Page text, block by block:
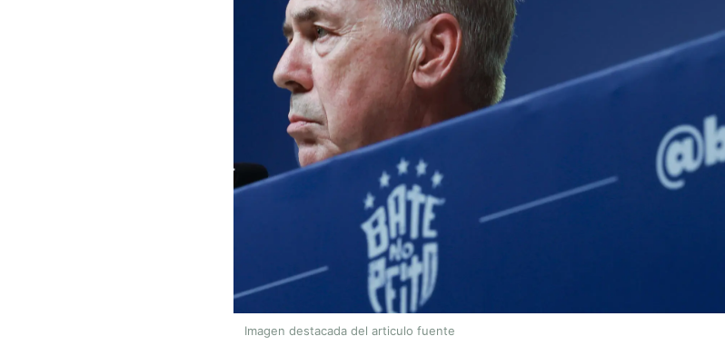
Imagen destacada del articulo fuente